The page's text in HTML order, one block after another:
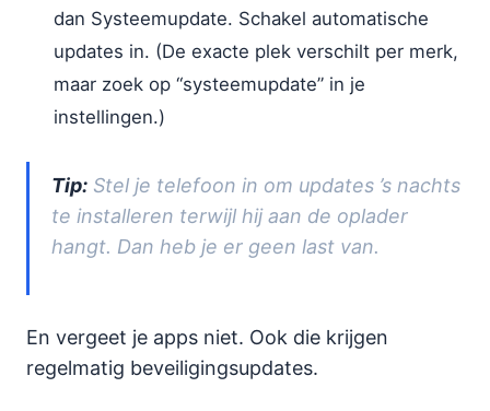
dan Systeemupdate. Schakel automatische
updates in. (De exacte plek verschilt per merk,
maar zoek op “systeemupdate” in je
instellingen.)
Tip: Stel je telefoon in om updates ’s nachts
te installeren terwijl hij aan de oplader
hangt. Dan heb je er geen last van.
En vergeet je apps niet. Ook die krijgen
regelmatig beveiligingsupdates.